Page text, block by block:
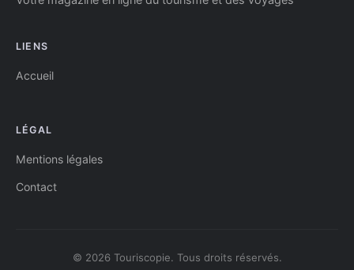
LIENS
Accueil
LÉGAL
Mentions légales
Contact
© 2026 Touriscopie. Tous droits réservés.